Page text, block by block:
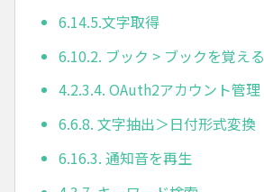
6.14.5.文字取得
6.10.2. ブック > ブックを覚える
4.2.3.4. OAuth2アカウント管理
6.6.8. 文字抽出＞日付形式変換
6.16.3. 通知音を再生